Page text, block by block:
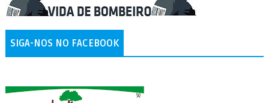
SIGA-NOS NO FACEBOOK